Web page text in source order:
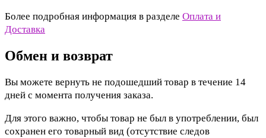
Более подробная информация в разделе Оплата и
Доставка
Обмен и возврат
Вы можете вернуть не подошедший товар в течение 14
дней с момента получения заказа.
Для этого важно, чтобы товар не был в употреблении, был
сохранен его товарный вид (отсутствие следов